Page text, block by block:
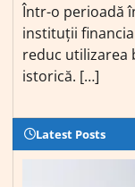
Într-o perioadă
instituții
reduc utilizarea
istorică. […]
Latest Posts